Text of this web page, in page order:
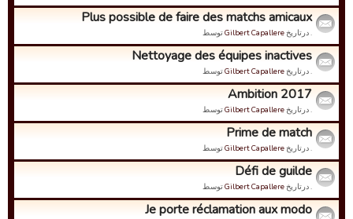
Plus possible de faire des matchs amicaux
. درتاریخGilbert Capallereتوسط
Nettoyage des équipes inactives
. درتاریخGilbert Capallereتوسط
Ambition 2017
. درتاریخGilbert Capallereتوسط
Prime de match
. درتاریخGilbert Capallereتوسط
Défi de guilde
. درتاریخGilbert Capallereتوسط
Je porte réclamation aux modo